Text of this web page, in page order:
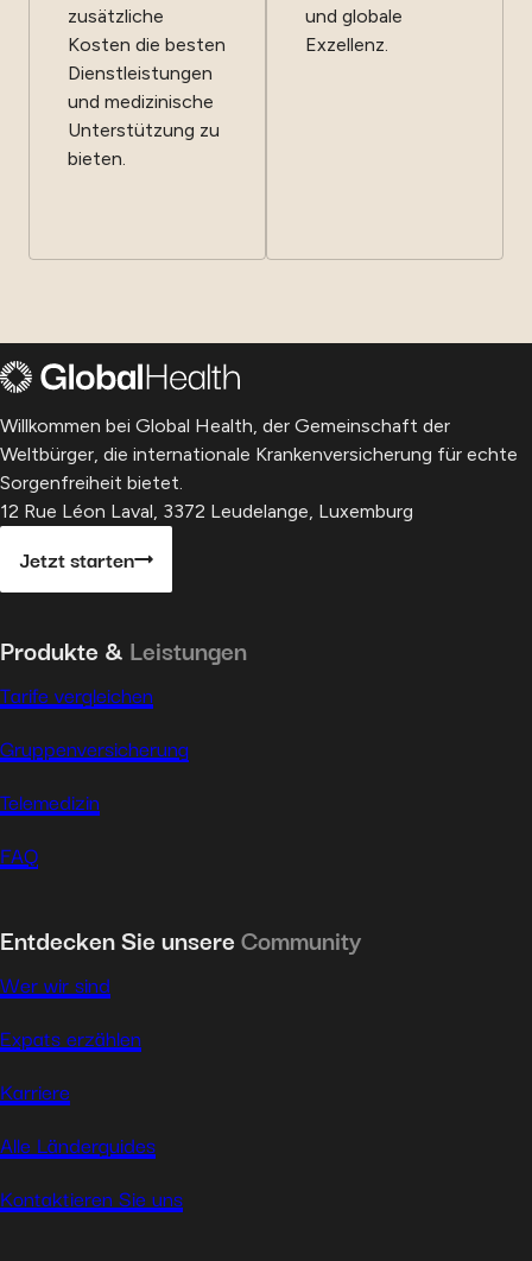
zusätzliche
Kosten die besten
Dienstleistungen
und medizinische
Unterstützung zu
bieten.
und globale
Exzellenz.
Willkommen bei Global Health, der Gemeinschaft der
Weltbürger, die internationale Krankenversicherung für echte
Sorgenfreiheit bietet.
12 Rue Léon Laval, 3372 Leudelange, Luxemburg
Jetzt starten
Produkte & Leistungen
Tarife vergleichen
Gruppenversicherung
Telemedizin
FAQ
Entdecken Sie unsereCommunity
Wer wir sind
Expats erzählen
Karriere
Alle Länderguides
Kontaktieren Sie uns